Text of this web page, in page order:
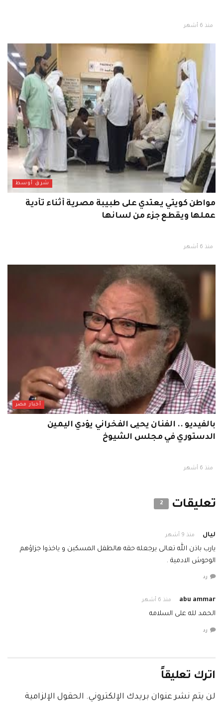
منذ 6 أشهر
شرق أوسط
مواطن كويتي يعتدي على طبيبة مصرية أثناء تأدية
عملها ويقطع جزء من لسانها
منذ 6 أشهر
أخبار مصر
بالفيديو .. الفنان يحيى الفخراني يؤدي اليمين
الدستوري في مجلس الشيوخ
منذ 6 أشهر
تعليقات 2
ليال منذ 9 أشهر
يارب باذن الله تعالى يرجعله حقه هالطفل المسكين و ياخذوا جزاؤهم
الوحوش الادمية .
رد
abu ammar منذ 6 أشهر
الحمد لله على السلامه
رد
اترك تعليقاً
لن يتم نشر عنوان بريدك الإلكتروني. الحقول الإلزامية